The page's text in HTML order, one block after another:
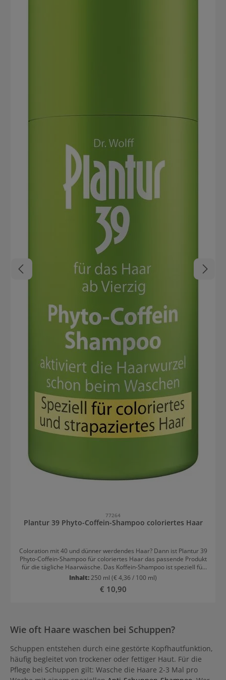
77264
Plantur 39 Phyto-Coffein-Shampoo coloriertes Haar
Coloration mit 40 und dünner werdendes Haar? Dann ist Plantur 39
Phyto-Coffein-Shampoo für coloriertes Haar das passende Produkt
für die tägliche Haarwäsche. Das Koffein-Shampoo ist speziell für
coloriertes und strapaziertes Haar und wirkt gegen Haarausfall.
Plantur 39 Phyto-Coffein-Shampoo für coloriertes Haar Wirkung
Das enthaltene Koffein in Plantur 39 Phyto-Coffein-Shampoo
Phytoflavone aus weißem Tee die Widerstandskraft in der Kopfhaut
Koffein Shampoo für coloriertes Haar beugt insbesondere
menopausalem Haarausfall vor - darum ist es für das Haar ab 40
empfohlen. Coloriertes und strapaziertes Haar wird gekräftigt,
spürbar voller und geschmeidiger. Dafür sorgen Weizenprotein
Inhalt:250 ml (€ 4,36 / 100 ml)
Regulärer Preis:
€ 10,90
Wie oft Haare waschen bei Schuppen?
Schuppen entstehen durch eine gestörte Kopfhautfunktion,
häufig begleitet von trockener oder fettiger Haut. Für die
Pflege bei Schuppen gilt: Wasche die Haare 2-3 Mal pro